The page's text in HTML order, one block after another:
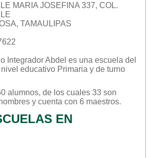
MARIA JOSEFINA 337, COL.
TAMAULIPAS
Integrador Abdel es una escuela del
nivel educativo Primaria y de turno
alumnos, de los cuales 33 son
y cuenta con 6 maestros.
EN